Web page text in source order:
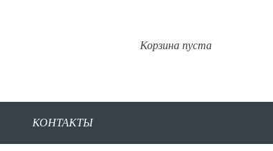
Корзина пуста
КОНТАКТЫ